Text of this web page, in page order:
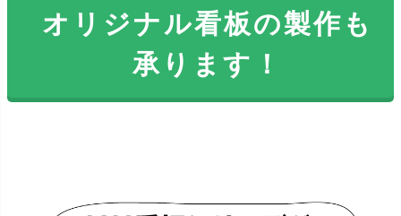
オリジナル看板の製作も
承ります！